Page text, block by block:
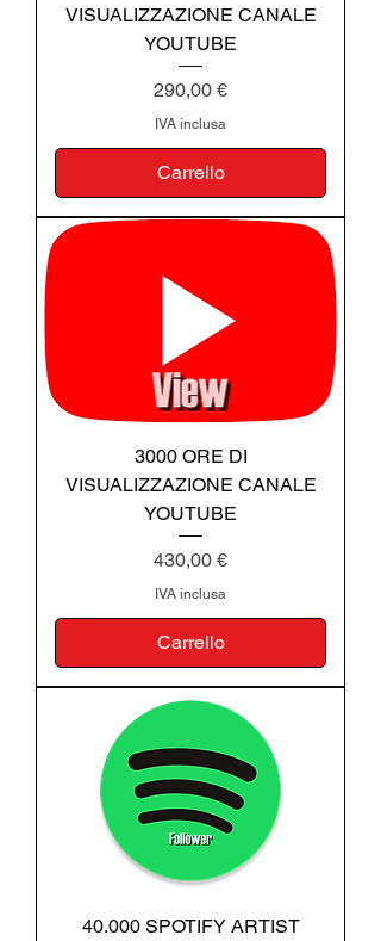
VISUALIZZAZIONE CANALE
YOUTUBE
Prezzo
290,00 €
IVA inclusa
Carrello
3000 ORE DI
VISUALIZZAZIONE CANALE
YOUTUBE
Prezzo
430,00 €
IVA inclusa
Carrello
40.000 SPOTIFY ARTIST